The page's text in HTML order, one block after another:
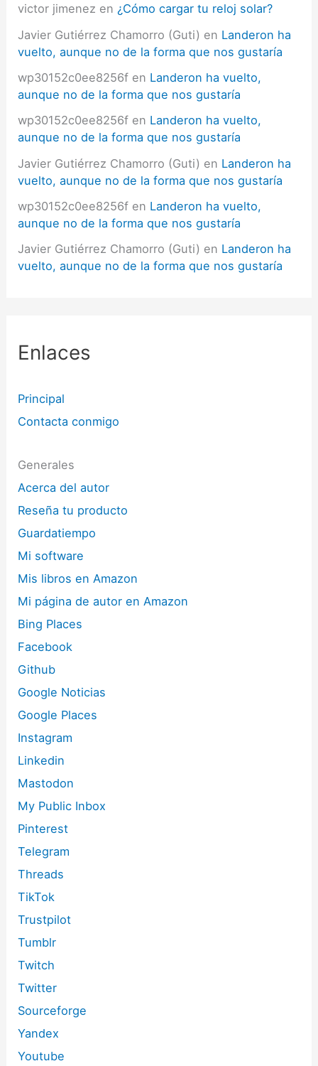
victor jimenez en ¿Cómo cargar tu reloj solar?
Javier Gutiérrez Chamorro (Guti) en Landeron ha
vuelto, aunque no de la forma que nos gustaría
wp30152c0ee8256f en Landeron ha vuelto,
aunque no de la forma que nos gustaría
wp30152c0ee8256f en Landeron ha vuelto,
aunque no de la forma que nos gustaría
Javier Gutiérrez Chamorro (Guti) en Landeron ha
vuelto, aunque no de la forma que nos gustaría
wp30152c0ee8256f en Landeron ha vuelto,
aunque no de la forma que nos gustaría
Javier Gutiérrez Chamorro (Guti) en Landeron ha
vuelto, aunque no de la forma que nos gustaría
Enlaces
Principal
Contacta conmigo
Generales
Acerca del autor
Reseña tu producto
Guardatiempo
Mi software
Mis libros en Amazon
Mi página de autor en Amazon
Bing Places
Facebook
Github
Google Noticias
Google Places
Instagram
Linkedin
Mastodon
My Public Inbox
Pinterest
Telegram
Threads
TikTok
Trustpilot
Tumblr
Twitch
Twitter
Sourceforge
Yandex
Youtube